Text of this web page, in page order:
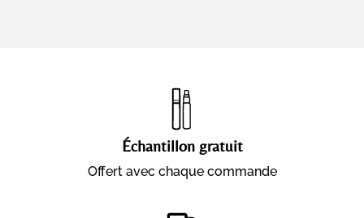
Échantillon gratuit
Offert avec chaque commande